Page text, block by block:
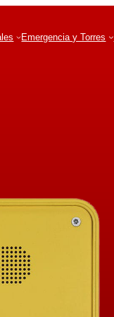
Emergencia y Torres